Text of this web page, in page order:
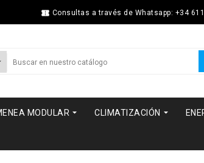
 Consultas a través de Whatsapp: +34
MODULAR  CLIMATIZACIÓN 